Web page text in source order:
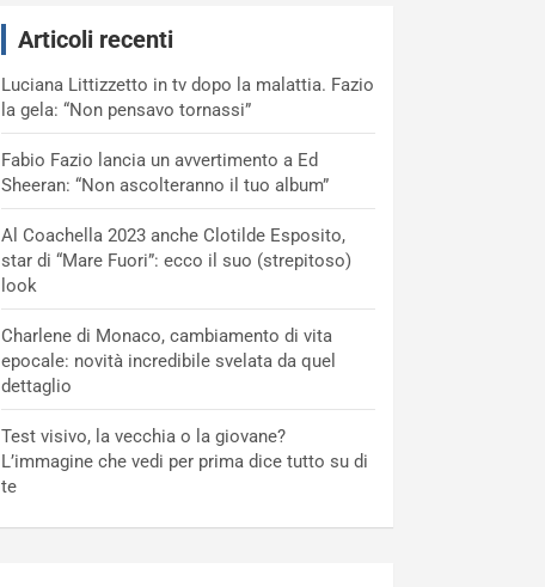
Articoli recenti
Luciana Littizzetto in tv dopo la malattia. Fazio
la gela: “Non pensavo tornassi”
Fabio Fazio lancia un avvertimento a Ed
Sheeran: “Non ascolteranno il tuo album”
Al Coachella 2023 anche Clotilde Esposito,
star di “Mare Fuori”: ecco il suo (strepitoso)
look
Charlene di Monaco, cambiamento di vita
epocale: novità incredibile svelata da quel
dettaglio
Test visivo, la vecchia o la giovane?
L’immagine che vedi per prima dice tutto su di
te